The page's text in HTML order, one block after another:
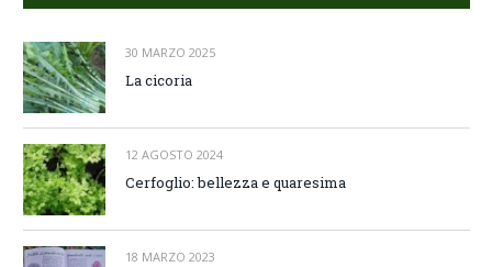
30 MARZO 2025
La cicoria
12 AGOSTO 2024
Cerfoglio: bellezza e quaresima
18 MARZO 2023